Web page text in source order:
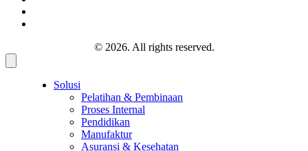
© 2026. All rights reserved.
Solusi
Pelatihan & Pembinaan
Proses Internal
Pendidikan
Manufaktur
Asuransi & Kesehatan